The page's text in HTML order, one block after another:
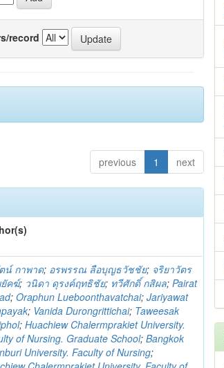
record
previous 1 next
น์ กาพาด; อรพรรณ ลือบุญธวัชชัย; จริยาวัตร
คฆ์; วนิดา ดุรงค์ฤทธิชัย; ทวีศักดิ์ กสิผล;Pairat
;Oraphun Lueboonthavatchai;Jariyawat
; Vanida Durongrittichai; Taweesak
;Huachiew Chalermprakiet University.
of Nursing. Graduate School;Bangkok
University. Faculty of Nursing;